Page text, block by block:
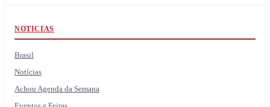
NOTICIAS
Brasil
Notícias
Achou Agenda da Semana